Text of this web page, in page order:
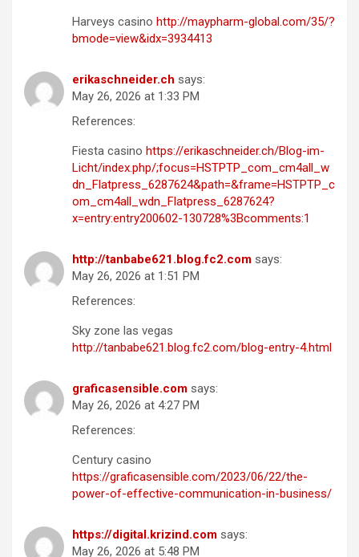
Harveys casino http://maypharm-global.com/35/?
bmode=view&idx=3934413
erikaschneider.ch says:
May 26, 2026 at 1:33 PM
References:
Fiesta casino https://erikaschneider.ch/Blog-im-
Licht/index.php/;focus=HSTPTP_com_cm4all_w
dn_Flatpress_6287624&path=&frame=HSTPTP_c
om_cm4all_wdn_Flatpress_6287624?
x=entry:entry200602-130728%3Bcomments:1
http://tanbabe621.blog.fc2.com says:
May 26, 2026 at 1:51 PM
References:
Sky zone las vegas
http://tanbabe621.blog.fc2.com/blog-entry-4.html
graficasensible.com says:
May 26, 2026 at 4:27 PM
References:
Century casino
https://graficasensible.com/2023/06/22/the-
power-of-effective-communication-in-business/
https://digital.krizind.com says:
May 26, 2026 at 5:48 PM